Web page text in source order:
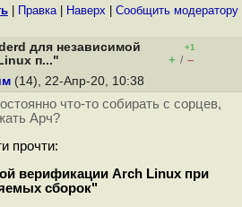
Правка| Наверх Cообщить модератору
для независимой
п..."
+1
+ / –
(14), 22-Апр-20, 10:38
что-то собирать с сорцев,
Арч?
прочти:
верификации Arch Linux при
сборок"